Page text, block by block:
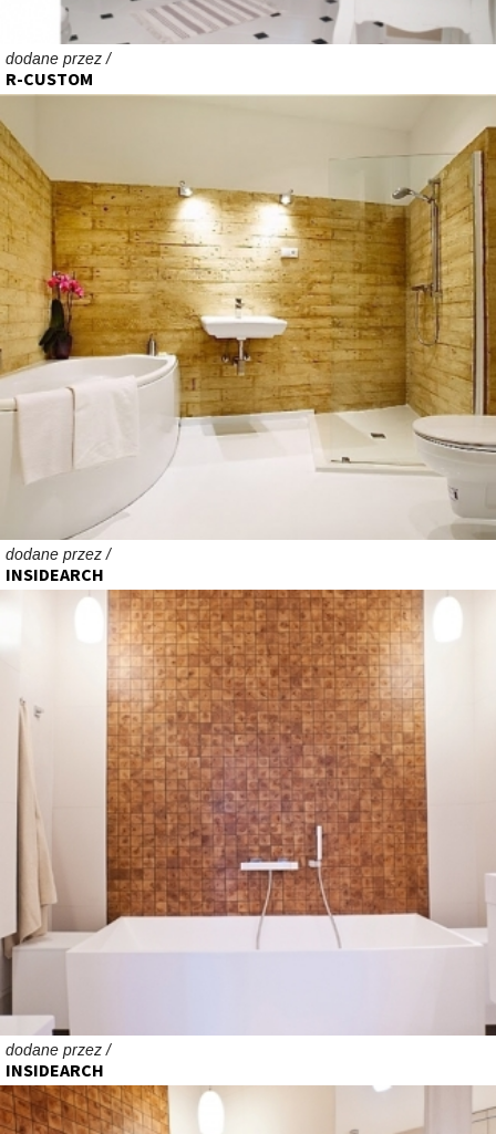
dodane przez /
R-CUSTOM
dodane przez /
INSIDEARCH
dodane przez /
INSIDEARCH